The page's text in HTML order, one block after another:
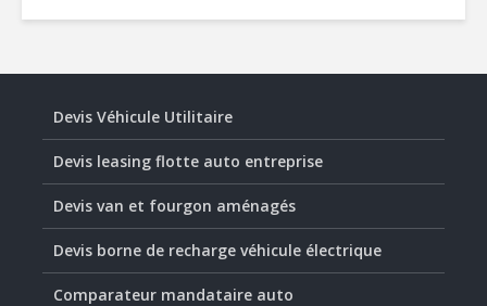
Devis Véhicule Utilitaire
Devis leasing flotte auto entreprise
Devis van et fourgon aménagés
Devis borne de recharge véhicule électrique
Comparateur mandataire auto